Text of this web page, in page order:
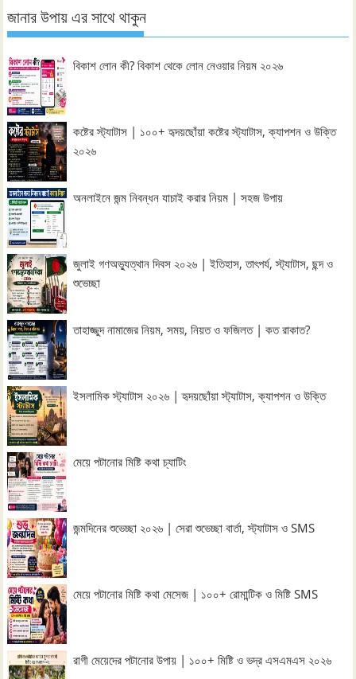
জানার উপায় এর সাথে থাকুন
বিকাশ লোন কী? বিকাশ থেকে লোন নেওয়ার নিয়ম ২০২৬
কষ্টের স্ট্যাটাস | ১০০+ হৃদয়ছোঁয়া কষ্টের স্ট্যাটাস, ক্যাপশন ও উক্তি
২০২৬
অনলাইনে জন্ম নিবন্ধন যাচাই করার নিয়ম | সহজ উপায়
জুলাই গণঅভ্যুত্থান দিবস ২০২৬ | ইতিহাস, তাৎপর্য, স্ট্যাটাস, ছন্দ ও
শুভেচ্ছা
তাহাজ্জুদ নামাজের নিয়ম, সময়, নিয়ত ও ফজিলত | কত রাকাত?
ইসলামিক স্ট্যাটাস ২০২৬ | হৃদয়ছোঁয়া স্ট্যাটাস, ক্যাপশন ও উক্তি
মেয়ে পটানোর মিষ্টি কথা চ্যাটিং
জন্মদিনের শুভেচ্ছা ২০২৬ | সেরা শুভেচ্ছা বার্তা, স্ট্যাটাস ও SMS
মেয়ে পটানোর মিষ্টি কথা মেসেজ | ১০০+ রোমান্টিক ও মিষ্টি SMS
রাগী মেয়েদের পটানোর উপায় | ১০০+ মিষ্টি ও ভদ্র এসএমএস ২০২৬